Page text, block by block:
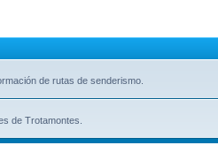
de rutas de senderismo.
de Trotamontes.